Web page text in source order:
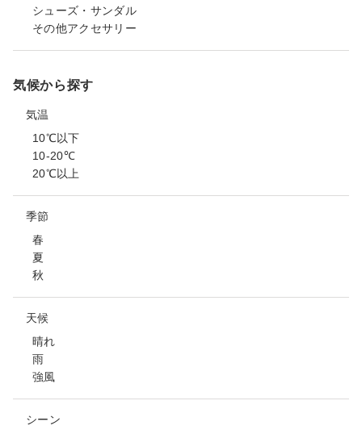
シューズ・サンダル
その他アクセサリー
気候から探す
気温
10℃以下
10-20℃
20℃以上
季節
春
夏
秋
天候
晴れ
雨
強風
シーン